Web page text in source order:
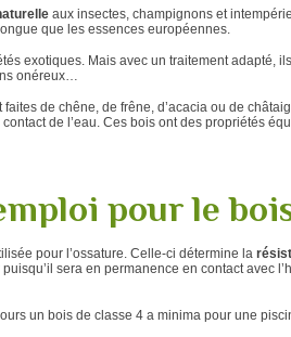
aux insectes, champignons et
que les essences européennes.
exotiques. Mais avec un traitement adapté,
onéreux…
de chêne, de frêne, d’acacia ou de
de l’eau. Ces bois ont des propriétés
pour le
pour l’ossature. Celle-ci détermine la
sera en permanence en contact avec
un bois de classe 4 a minima pour une